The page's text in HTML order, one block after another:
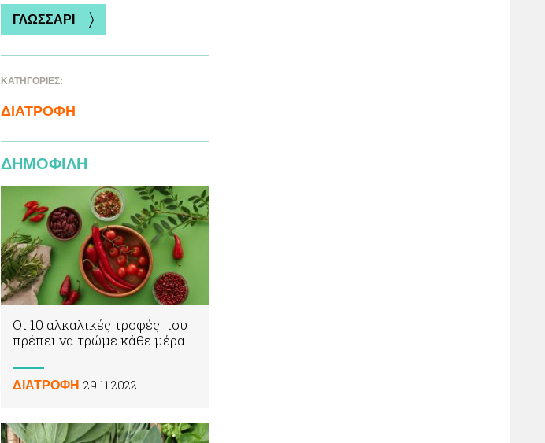
ΓΛΩΣΣΑΡΙ
ΚΑΤΗΓΟΡΙΕΣ:
ΔΙΑΤΡΟΦΗ
ΔΗΜΟΦΙΛΗ
Οι 10 αλκαλικές τροφές που
πρέπει να τρώμε κάθε μέρα
ΔΙΑΤΡΟΦΗ 29.11.2022